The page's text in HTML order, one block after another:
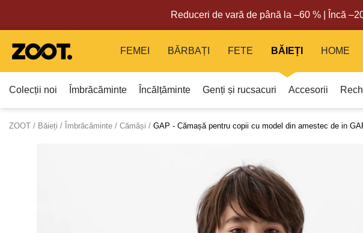
Reduceri de vară de până la –60 % | Încă
FEMEI BĂRBAȚI FETE BĂIEȚI
Colecții noi Îmbrăcăminte Încălțăminte Genți și rucsacuri Accesorii
HOME
ZOOT Băieți Îmbrăcăminte Cămăși GAP - Cămașă pentru copii cu model din amestec de in